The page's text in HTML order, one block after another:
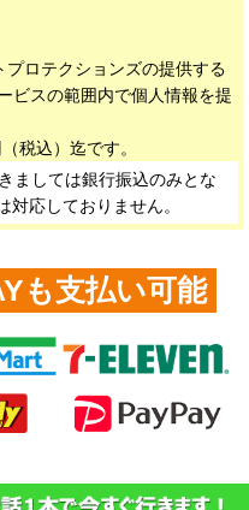
ロテクションズの提供する
ビスの範囲内で個人情報を提
税込）迄です。
ましては銀行振込のみとな
対応しておりません。
も支払い可能